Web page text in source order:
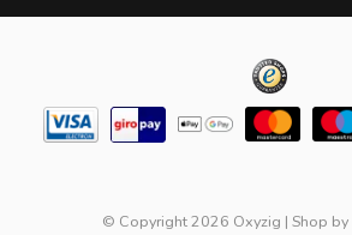
© Copyright 2026 Oxyzig | Shop by